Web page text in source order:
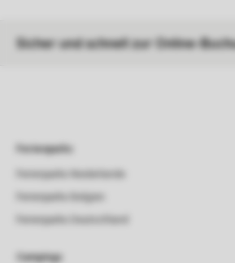
Sicher und schnell zur Online-
Ferienparks
Campings